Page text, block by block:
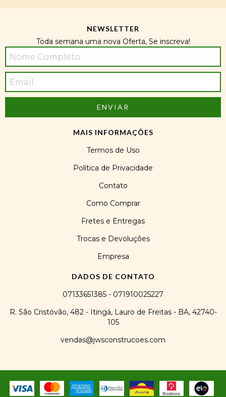
NEWSLETTER
Toda semana uma nova Oferta, Se inscreva!
MAIS INFORMAÇÕES
Termos de Uso
Política de Privacidade
Contato
Como Comprar
Fretes e Entregas
Trocas e Devoluções
Empresa
DADOS DE CONTATO
07133651385 - 071910025227
R. São Cristóvão, 482 - Itingá, Lauro de Freitas - BA, 42740-
105
vendas@jwsconstrucoes.com